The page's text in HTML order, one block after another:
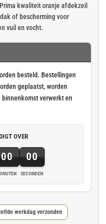
kwaliteit oranje afdekzeil
of bescherming voor
vuil en vocht.
besteld. Bestellingen
geplaatst, worden
verwerkt en
OVER
00 00
SECONDEN
werkdag verzonden